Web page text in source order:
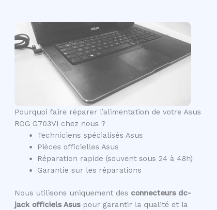
Pourquoi faire réparer l’alimentation de votre Asus
ROG G703VI chez nous ?
Techniciens spécialisés Asus
Pièces officielles Asus
Réparation rapide (souvent sous 24 à 48h)
Garantie sur les réparations
Nous utilisons uniquement des connecteurs dc-
jack officiels Asuspour garantir la qualité et la